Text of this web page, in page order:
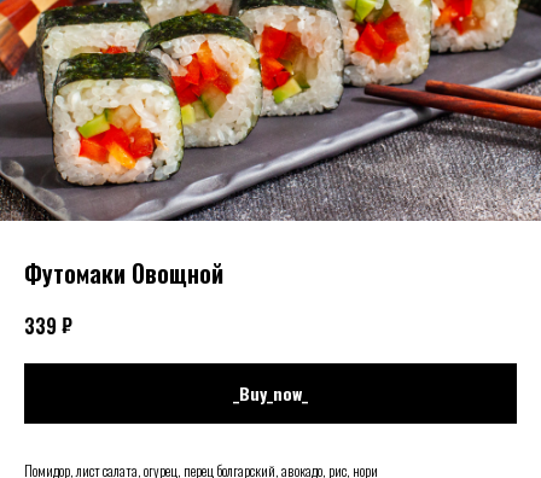
Футомаки Овощной
339 ₽
_Buy_now_
Помидор, лист салата, огурец, перец болгарский, авокадо, рис, нори